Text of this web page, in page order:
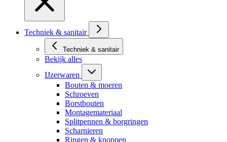
Techniek & sanitair
Techniek & sanitair
Bekijk alles
IJzerwaren
Bouten & moeren
Schroeven
Borstbouten
Montagemateriaal
Splitpennen & borgringen
Scharnieren
Ringen & knoppen